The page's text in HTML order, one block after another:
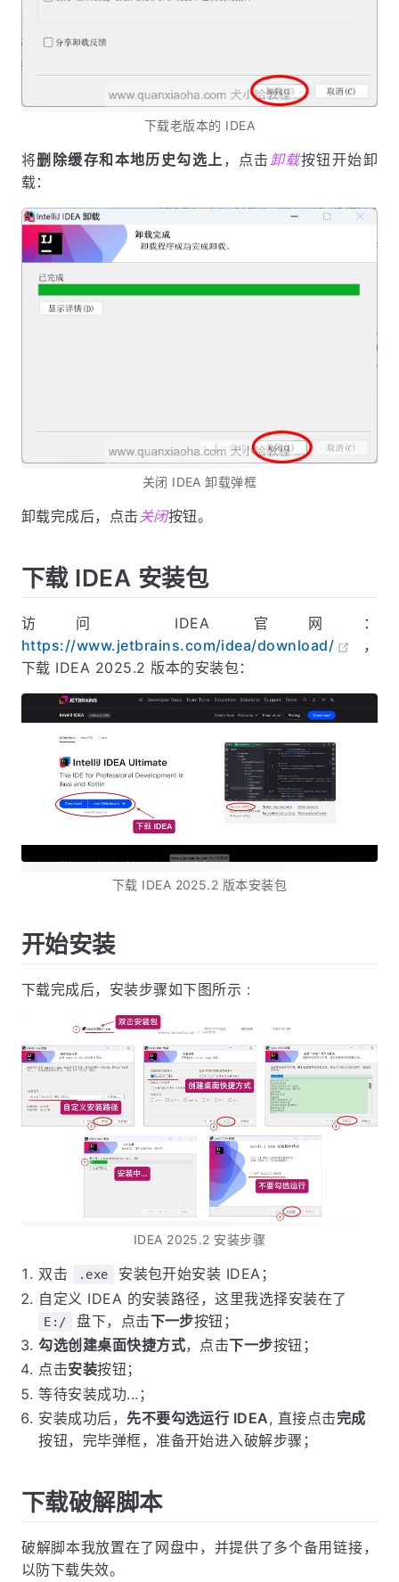
下载老版本的 IDEA
将删除缓存和本地历史勾选上 ，点击卸载按钮开始卸
载：
关闭 IDEA 卸载弹框
卸载完成后，点击 关闭按钮。
下载 IDEA 安装包
访问 IDEA 官网：
https://www.jetbrains.com/idea/download/
，
下载 IDEA 2025.2 版本的安装包：
下载 IDEA 2025.2 版本安装包
开始安装
下载完成后，安装步骤如下图所示 :
IDEA 2025.2 安装步骤
双击 .exe
安装包开始安装 IDEA；
自定义 IDEA 的安装路径，这里我选择安装在了
E:/ 盘下，点击下一步按钮；
勾选创建桌面快捷方式，点击下一步按钮；
点击安装按钮；
等待安装成功...；
安装成功后， 先不要勾选运行 IDEA, 直接点击完成
按钮，完毕弹框，准备开始进入破解步骤；
下载破解脚本
破解脚本我放置在了网盘中，并提供了多个备用链接，
以防下载失效。